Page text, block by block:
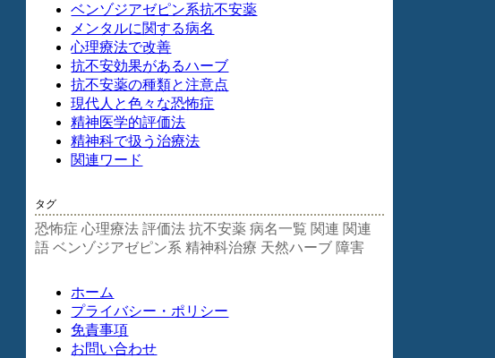
ベンゾジアゼピン系抗不安薬
メンタルに関する病名
心理療法で改善
抗不安効果があるハーブ
抗不安薬の種類と注意点
現代人と色々な恐怖症
精神医学的評価法
精神科で扱う治療法
関連ワード
タグ
恐怖症 心理療法 評価法 抗不安薬 病名一覧 関連 関連
語 ベンゾジアゼピン系 精神科治療 天然ハーブ 障害
ホーム
プライバシー・ポリシー
免責事項
お問い合わせ